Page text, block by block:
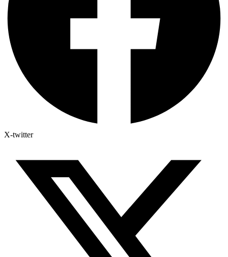
X-twitter